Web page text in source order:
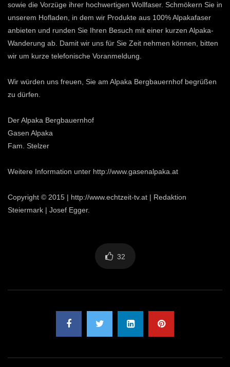
sowie die Vorzüge ihrer hochwertigen Wollfaser. Schmökern Sie in
unserem Hofladen, in dem wir Produkte aus 100% Alpakafaser
anbieten und runden Sie Ihren Besuch mit einer kurzen Alpaka-
Wanderung ab. Damit wir uns für Sie Zeit nehmen können, bitten
wir um kurze telefonische Voranmeldung.
Wir würden uns freuen, Sie am Alpaka Bergbauernhof begrüßen
zu dürfen.
Der Alpaka Bergbauernhof
Gasen Alpaka
Fam. Stelzer
Weitere Information unter http://www.gasenalpaka.at
Copyright © 2015 | http://www.echtzeit-tv.at | Redaktion
Steiermark | Josef Egger.
32